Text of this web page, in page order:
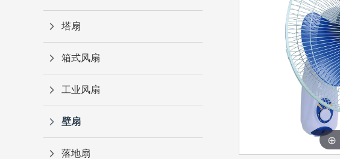
塔扇
箱式风扇
工业风扇
壁扇
落地扇